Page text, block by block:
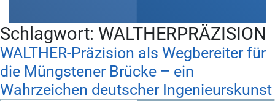
Schlagwort: WALTHERPRÄZISION
WALTHER-Präzision als Wegbereiter für
die Müngstener Brücke – ein
Wahrzeichen deutscher Ingenieurskunst